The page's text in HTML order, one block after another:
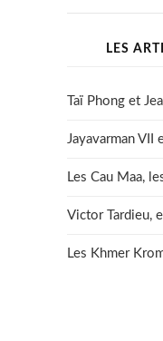
LES
Taï Phong et
Jayavarman VII
Les Cau Maa,
Victor Tardieu,
Les Khmer